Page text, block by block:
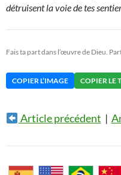
détruisent la voie de tes
Fais ta part dans l’œuvre de Dieu.
COPIER L’IMAGE COPIER LE
Article précédent |